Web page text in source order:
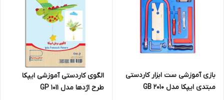
بازی آموزشی ست ابزار کاردستی
مبتدی ایپکا مدل GB 2010
الگوی کاردستی آموزشی ایپکا
طرح اژدها مدل GP 1011